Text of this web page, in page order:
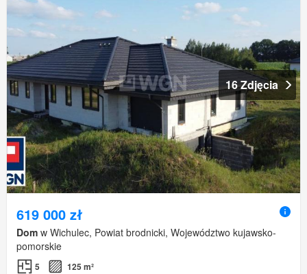
16 Zdjęcia
619 000 zł
Dom w Wichulec, Powiat brodnicki, Województwo kujawsko-
pomorskie
5 125 m²